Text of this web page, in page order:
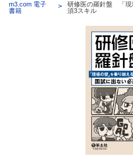
m3.com 電子
書籍
研修医の羅針盤 「現
須3スキル